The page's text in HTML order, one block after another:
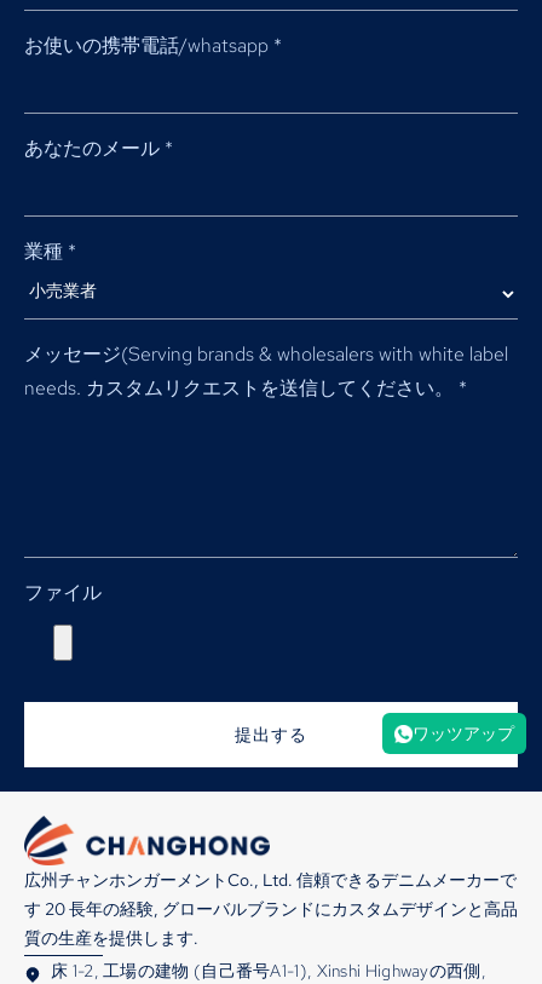
お使いの携帯電話/whatsapp *
あなたのメール *
業種 *
メッセージ(Serving brands & wholesalers with white label
needs. カスタムリクエストを送信してください。 *
ファイル
提出する
広州チャンホンガーメントCo., Ltd. 信頼できるデニムメーカーで
す 20 長年の経験, グローバルブランドにカスタムデザインと高品
質の生産を提供します.
床 1-2, 工場の建物 (自己番号A1-1), Xinshi Highwayの西側,
ワッツアップ